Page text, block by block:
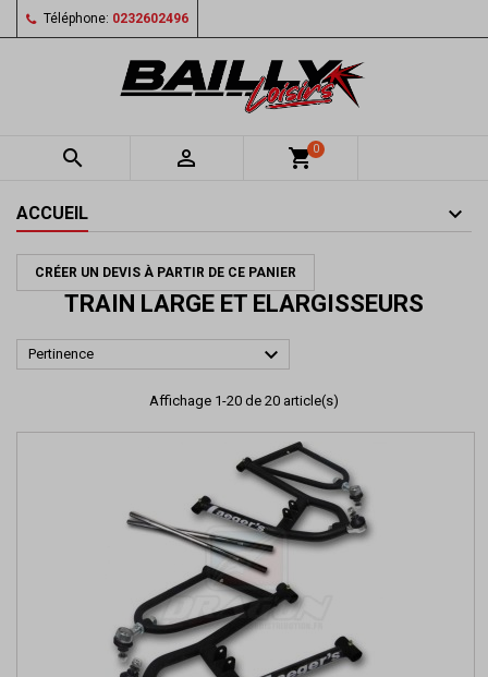
Téléphone: 0232602496
  shopping_cart0
ACCUEIL
CRÉER UN DEVIS À PARTIR DE CE PANIER
TRAIN LARGE ET ELARGISSEURS
Pertinence 
Affichage 1-20 de 20 article(s)